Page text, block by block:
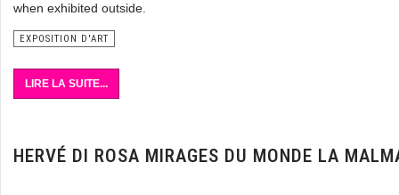
when exhibited outside.
EXPOSITION D'ART
LIRE LA SUITE...
HERVÉ DI ROSA MIRAGES DU MONDE LA